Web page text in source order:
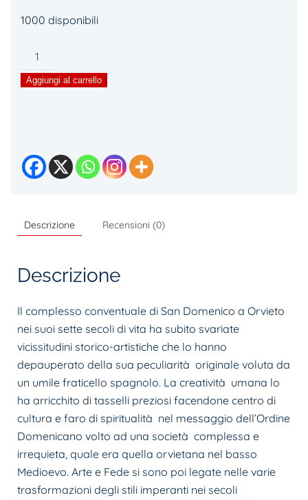
1000 disponibili
E
SAN
DOMENICO
Vicende
artistiche
di
complesso
mutilato
quantità
Aggiungi al carrello
Descrizione Recensioni (0)
Descrizione
Il complesso conventuale di San Domenico a Orvieto
nei suoi sette secoli di vita ha subito svariate
vicissitudini storico-artistiche che lo hanno
depauperato della sua peculiarità originale voluta da
un umile fraticello spagnolo. La creatività umana lo
ha arricchito di tasselli preziosi facendone centro di
cultura e faro di spiritualità nel messaggio dell’Ordine
Domenicano volto ad una società complessa e
irrequieta, quale era quella orvietana nel basso
Medioevo. Arte e Fede si sono poi legate nelle varie
trasformazioni degli stili imperanti nei secoli